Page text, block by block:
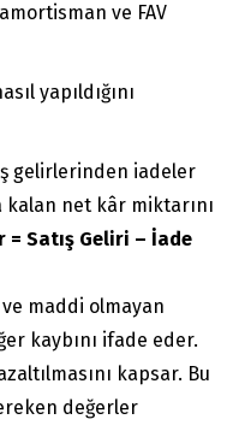
ve FAV
yapıldığını
gelirlerinden iadeler
net kâr miktarını
= Satış Geliri – İade
maddi olmayan
kaybını ifade eder.
kapsar. Bu
değerler